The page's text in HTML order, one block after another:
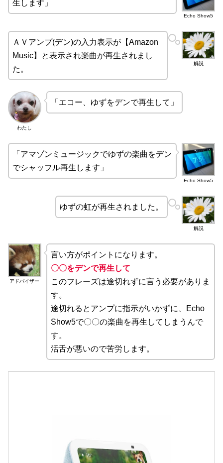
Echo Show5
生します」
解説
ＡＶアンプ(デン)の入力表示が【Amazon
Music】と表示され楽曲が再生されまし
た。
わたし
「エコー、ゆずをデンで再生して」
Echo Show5
「アマゾンミュージックでゆずの楽曲をデン
でシャッフル再生します」
解説
ゆずの虹が再生されました。
アドバイザー
言い方がポイントになります。
〇〇をデンで再生して
このフレーズは途切れずに言う必要がありま
す。
途切れるとアンプに指示がいかずに、Echo
Show5で〇〇の楽曲を再生してしまうんで
す。
活舌が悪いので苦労します。